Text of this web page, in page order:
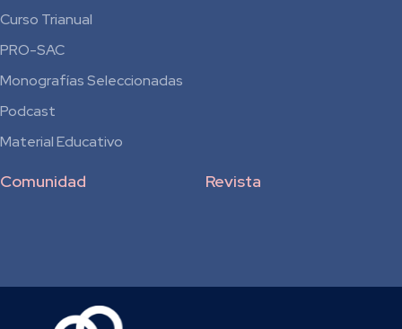
para
Residentes
Curso Trianual
PRO-SAC
Monografías Seleccionadas
Podcast
Material Educativo
Revista
Comunidad